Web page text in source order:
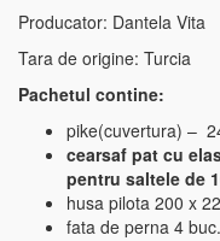
Producator: Dantela Vita
Tara de origine: Turcia
Pachetul contine:
pike(cuvertura) –
cearsaf pat cu
pentru saltele de
husa pilota 200 x
fata de perna 4